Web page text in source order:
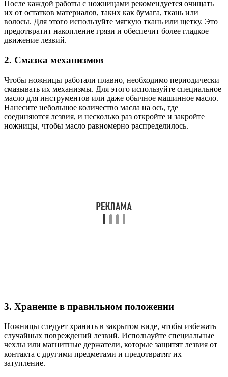
После каждой работы с ножницами рекомендуется очищать
их от остатков материалов, таких как бумага, ткань или
волосы. Для этого используйте мягкую ткань или щетку. Это
предотвратит накопление грязи и обеспечит более гладкое
движение лезвий.
2. Смазка механизмов
Чтобы ножницы работали плавно, необходимо периодически
смазывать их механизмы. Для этого используйте специальное
масло для инструментов или даже обычное машинное масло.
Нанесите небольшое количество масла на ось, где
соединяются лезвия, и несколько раз откройте и закройте
ножницы, чтобы масло равномерно распределилось.
3. Хранение в правильном положении
Ножницы следует хранить в закрытом виде, чтобы избежать
случайных повреждений лезвий. Используйте специальные
чехлы или магнитные держатели, которые защитят лезвия от
контакта с другими предметами и предотвратят их
затупление.